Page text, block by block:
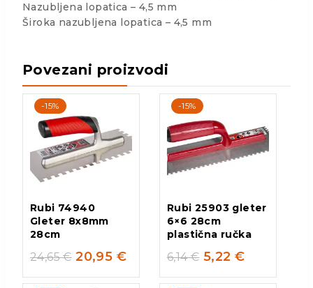
Nazubljena lopatica – 4,5 mm
Široka nazubljena lopatica – 4,5 mm
Povezani proizvodi
-15%
Rubi 74940
Gleter 8x8mm
28cm
24,65€ 20,95 €
-15%
Rubi 25903 gleter
6×6 28cm
plastična ručka
6,14€ 5,22 €